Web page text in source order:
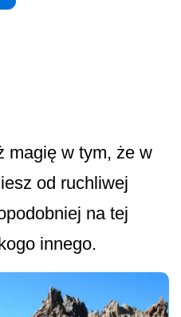
magię w tym, że w
od ruchliwej
na tej
innego.